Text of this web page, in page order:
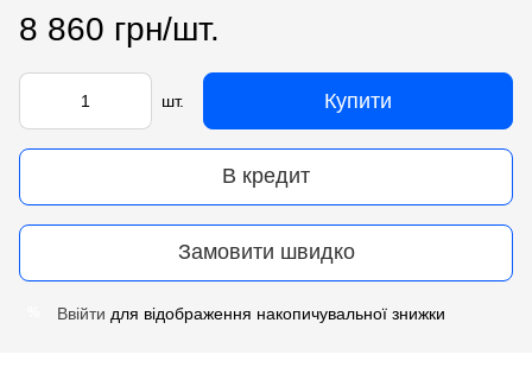
8 860 грн/шт.
шт. Купити
В кредит
Замовити швидко
Ввійти для відображення накопичувальної знижки